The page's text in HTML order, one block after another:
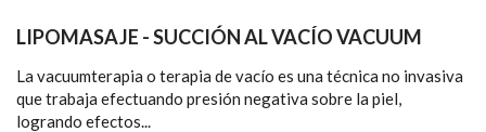
LIPOMASAJE - SUCCIÓN AL VACÍO VACUUM
La vacuumterapia o terapia de vacío es una técnica no invasiva
que trabaja efectuando presión negativa sobre la piel,
logrando efectos...